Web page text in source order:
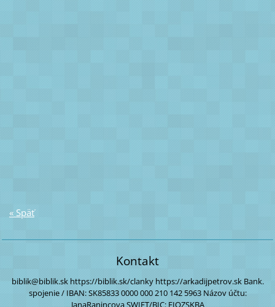
« Späť
Kontakt
biblik@biblik.skhttps://biblik.sk/clankyhttps://arkadijpetrov.skBank.
spojenie / IBAN:SK85833 0000000 210 142 5963Názov účtu:
JanaRanincovaSWIFT/BIC: FIOZSKBA